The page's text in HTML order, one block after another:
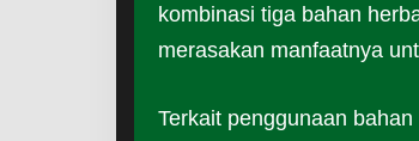
kombinasi tiga bahan
merasakan manfaatnya
Terkait penggunaan